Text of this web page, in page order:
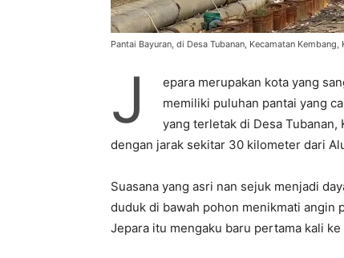
Pantai Bayuran, di Desa Tubanan, Kecamatan
J
epara merupakan kota yang
memiliki puluhan pantai yang
yang terletak di Desa Tubanan,
dengan jarak sekitar 30 kilometer dari
Suasana yang asri nan sejuk menjadi
duduk di bawah pohon menikmati angin
Jepara itu mengaku baru pertama kali ke